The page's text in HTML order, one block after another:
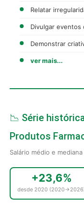
Relatar
Divulgar eventos
Demonstrar
ver mais...
📉 Série
Produtos
Salário médio e
+23,6%
desde 2020